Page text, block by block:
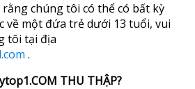
chúng tôi có thể có bất kỳ
về một đứa trẻ dưới 13 tuổi, vui
tôi tại địa
.
THU THẬP?